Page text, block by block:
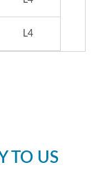
L4